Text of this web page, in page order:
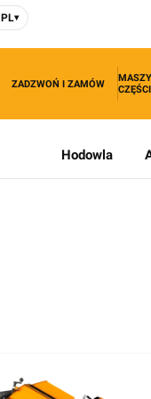
PL▾
ZADZWOŃ I ZAMÓW
Hodowla